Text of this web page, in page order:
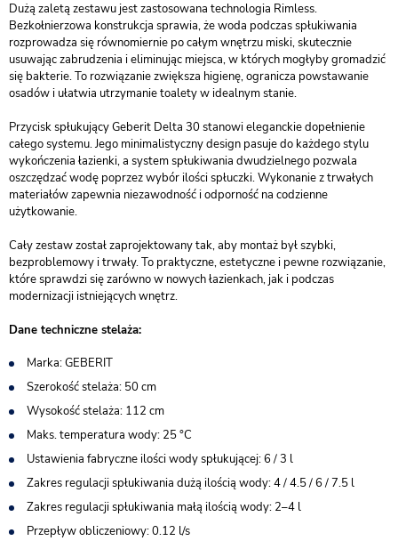
Dużą zaletą zestawu jest zastosowana technologia Rimless.
Bezkołnierzowa konstrukcja sprawia, że woda podczas spłukiwania
rozprowadza się równomiernie po całym wnętrzu miski, skutecznie
usuwając zabrudzenia i eliminując miejsca, w których mogłyby gromadzić
się bakterie. To rozwiązanie zwiększa higienę, ogranicza powstawanie
osadów i ułatwia utrzymanie toalety w idealnym stanie.
Przycisk spłukujący Geberit Delta 30 stanowi eleganckie dopełnienie
całego systemu. Jego minimalistyczny design pasuje do każdego stylu
wykończenia łazienki, a system spłukiwania dwudzielnego pozwala
oszczędzać wodę poprzez wybór ilości spłuczki. Wykonanie z trwałych
materiałów zapewnia niezawodność i odporność na codzienne
użytkowanie.
Cały zestaw został zaprojektowany tak, aby montaż był szybki,
bezproblemowy i trwały. To praktyczne, estetyczne i pewne rozwiązanie,
które sprawdzi się zarówno w nowych łazienkach, jak i podczas
modernizacji istniejących wnętrz.
Dane techniczne stelaża:
Marka: GEBERIT
Szerokość stelaża: 50 cm
Wysokość stelaża: 112 cm
Maks. temperatura wody: 25 °C
Ustawienia fabryczne ilości wody spłukującej: 6 / 3 l
Zakres regulacji spłukiwania dużą ilością wody: 4 / 4.5 / 6 / 7.5 l
Zakres regulacji spłukiwania małą ilością wody: 2–4 l
Przepływ obliczeniowy: 0.12 l/s